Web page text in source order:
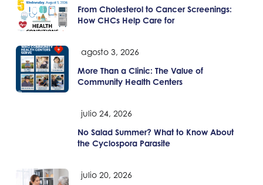
From Cholesterol to Cancer Screenings:
How CHCs Help Care for
agosto 3, 2026
More Than a Clinic: The Value of
Community Health Centers
julio 24, 2026
No Salad Summer? What to Know About
the Cyclospora Parasite
julio 20, 2026